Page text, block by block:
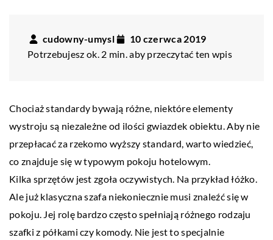
cudowny-umysl
10 czerwca 2019
Potrzebujesz ok. 2 min. aby przeczytać ten wpis
Chociaż standardy bywają różne, niektóre elementy
wystroju są niezależne od ilości gwiazdek obiektu. Aby nie
przepłacać za rzekomo wyższy standard, warto wiedzieć,
co znajduje się w typowym pokoju hotelowym.
Kilka sprzętów jest zgoła oczywistych. Na przykład łóżko.
Ale już klasyczna szafa niekoniecznie musi znaleźć się w
pokoju. Jej rolę bardzo często spełniają różnego rodzaju
szafki z półkami czy komody. Nie jest to specjalnie